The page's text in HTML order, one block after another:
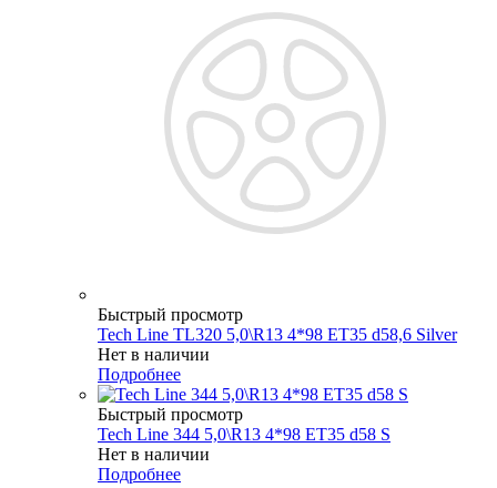
Быстрый просмотр
Tech Line TL320 5,0\R13 4*98 ET35 d58,6 Silver
Нет в наличии
Подробнее
Быстрый просмотр
Tech Line 344 5,0\R13 4*98 ET35 d58 S
Нет в наличии
Подробнее